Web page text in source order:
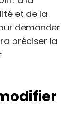
et de la
demander
préciser la